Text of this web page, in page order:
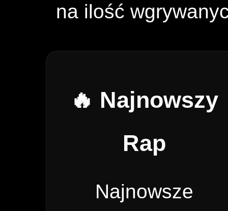
na ilość
🔥 Najnowszy
Rap
Najnowsze